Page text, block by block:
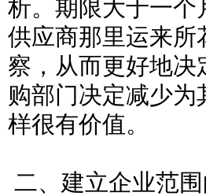
析。期限大于一个
供应商那里运来所
察，从而更好地
购部门决定减少
样很有价值。
二、建立企业范